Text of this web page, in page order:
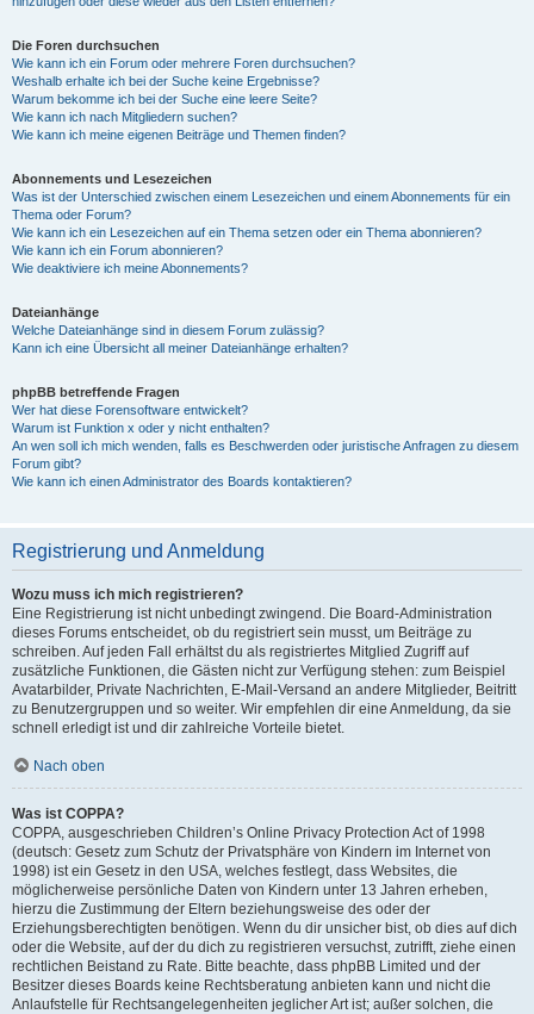
Die Foren durchsuchen
Wie kann ich ein Forum oder mehrere Foren durchsuchen?
Weshalb erhalte ich bei der Suche keine Ergebnisse?
Warum bekomme ich bei der Suche eine leere Seite?
Wie kann ich nach Mitgliedern suchen?
Wie kann ich meine eigenen Beiträge und Themen finden?
Abonnements und Lesezeichen
Was ist der Unterschied zwischen einem Lesezeichen und einem Abonnements für ein
Thema oder Forum?
Wie kann ich ein Lesezeichen auf ein Thema setzen oder ein Thema abonnieren?
Wie kann ich ein Forum abonnieren?
Wie deaktiviere ich meine Abonnements?
Dateianhänge
Welche Dateianhänge sind in diesem Forum zulässig?
Kann ich eine Übersicht all meiner Dateianhänge erhalten?
phpBB betreffende Fragen
Wer hat diese Forensoftware entwickelt?
Warum ist Funktion x oder y nicht enthalten?
An wen soll ich mich wenden, falls es Beschwerden oder juristische Anfragen zu diesem
Forum gibt?
Wie kann ich einen Administrator des Boards kontaktieren?
Registrierung und Anmeldung
Wozu muss ich mich registrieren?
Eine Registrierung ist nicht unbedingt zwingend. Die Board-Administration
dieses Forums entscheidet, ob du registriert sein musst, um Beiträge zu
schreiben. Auf jeden Fall erhältst du als registriertes Mitglied Zugriff auf
zusätzliche Funktionen, die Gästen nicht zur Verfügung stehen: zum Beispiel
Avatarbilder, Private Nachrichten, E-Mail-Versand an andere Mitglieder, Beitritt
zu Benutzergruppen und so weiter. Wir empfehlen dir eine Anmeldung, da sie
schnell erledigt ist und dir zahlreiche Vorteile bietet.
Nach oben
Was ist COPPA?
COPPA, ausgeschrieben Children’s Online Privacy Protection Act of 1998
(deutsch: Gesetz zum Schutz der Privatsphäre von Kindern im Internet von
1998) ist ein Gesetz in den USA, welches festlegt, dass Websites, die
möglicherweise persönliche Daten von Kindern unter 13 Jahren erheben,
hierzu die Zustimmung der Eltern beziehungsweise des oder der
Erziehungsberechtigten benötigen. Wenn du dir unsicher bist, ob dies auf dich
oder die Website, auf der du dich zu registrieren versuchst, zutrifft, ziehe einen
rechtlichen Beistand zu Rate. Bitte beachte, dass phpBB Limited und der
Besitzer dieses Boards keine Rechtsberatung anbieten kann und nicht die
Anlaufstelle für Rechtsangelegenheiten jeglicher Art ist; außer solchen, die